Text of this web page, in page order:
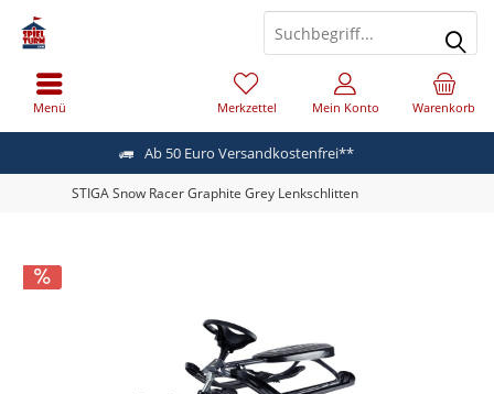
Ab 50 Euro Versandkostenfrei**
Menü Warenkorb
Merkzettel Mein Konto
STIGA Snow Racer Graphite Grey Lenkschlitten